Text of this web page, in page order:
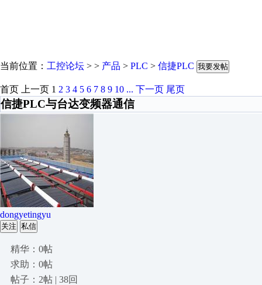
当前位置： 工控论坛 > > 产品 > PLC > 信捷PLC 我要发帖
首页 上一页 1 2 3 4 5 6 7 8 9 10 ... 下一页 尾页
信捷PLC与台达变频器通信
dongyetingyu
关注 私信
精华：0帖
求助：0帖
帖子：2帖 | 38回